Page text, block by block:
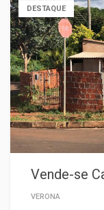
DESTAQUE
Vende-se
VERONA